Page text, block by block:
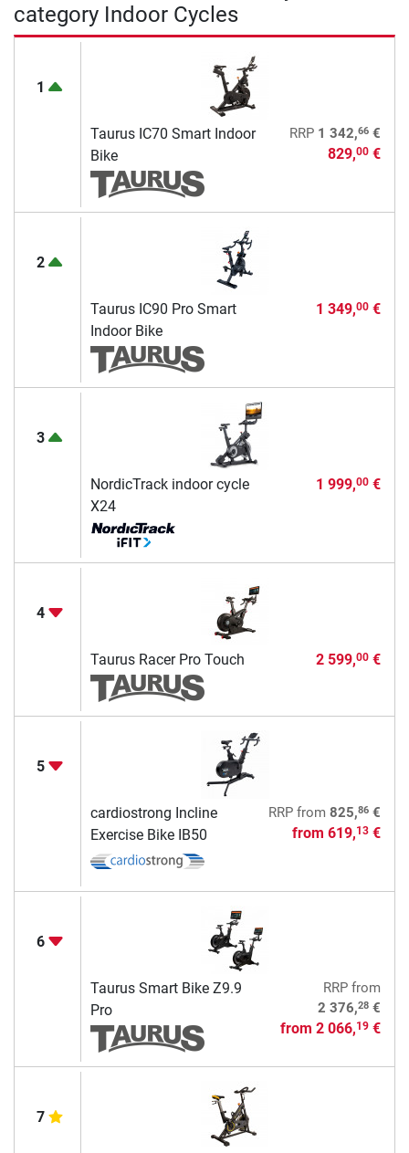
category Indoor Cycles
1
Taurus IC70 Smart Indoor
Bike
RRP 1 342,66€
829,00€
2
Taurus IC90 Pro Smart
Indoor Bike
1 349,00€
3
NordicTrack indoor cycle
X24
1 999,00€
4
Taurus Racer Pro Touch 2 599,00€
5
cardiostrong Incline
Exercise Bike IB50
RRPfrom 825,86€
from 619,13€
6
Taurus Smart Bike Z9.9
Pro
RRPfrom
2 376,28€
from 2 066,19€
7